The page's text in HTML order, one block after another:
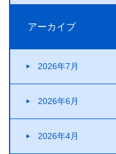
アーカイブ
2026年7月
2026年6月
2026年4月